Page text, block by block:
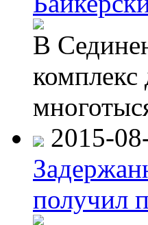
В
комплекс
2015-
получил